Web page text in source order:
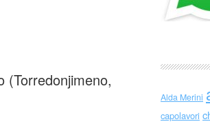
(Torredonjimeno,
Alda Merini
capolavori